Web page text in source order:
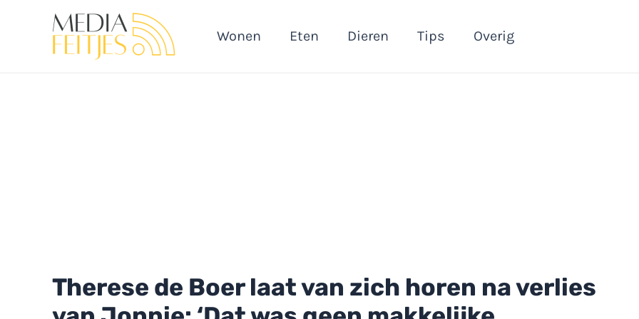
Wonen Eten Dieren Tips Overig
Therese de Boer laat van zich horen na verlies